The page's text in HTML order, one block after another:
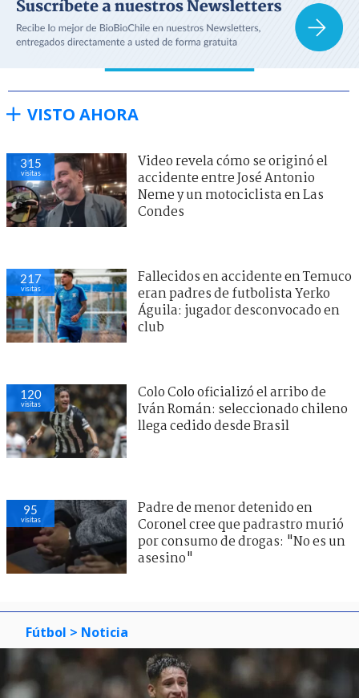
VISTO AHORA
315
visitas
Video revela cómo se originó el
accidente entre José Antonio
Neme y un motociclista en Las
Condes
217
visitas
Fallecidos en accidente en Temuco
eran padres de futbolista Yerko
Águila: jugador desconvocado en
club
120
visitas
Colo Colo oficializó el arribo de
Iván Román: seleccionado chileno
llega cedido desde Brasil
95
visitas
Padre de menor detenido en
Coronel cree que padrastro murió
por consumo de drogas: "No es un
asesino"
Fútbol > Noticia